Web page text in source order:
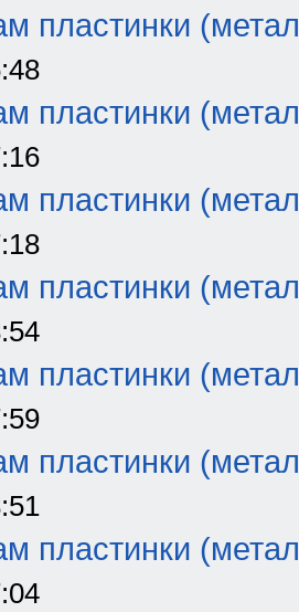
пластинки
пластинки
пластинки
пластинки
пластинки
пластинки
пластинки